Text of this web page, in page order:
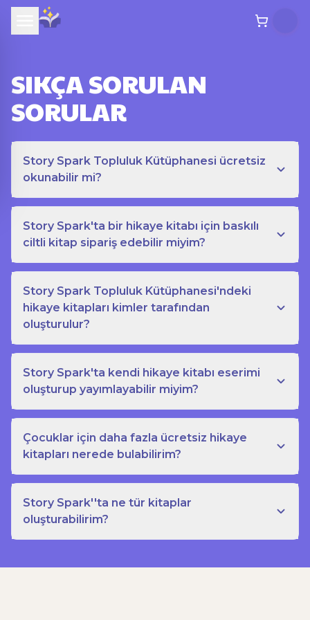
SIKÇA SORULAN
SORULAR
Story Spark Topluluk Kütüphanesi ücretsiz
okunabilir mi?
Story Spark'ta bir hikaye kitabı için baskılı
ciltli kitap sipariş edebilir miyim?
Story Spark Topluluk Kütüphanesi'ndeki
hikaye kitapları kimler tarafından
oluşturulur?
Story Spark'ta kendi hikaye kitabı eserimi
oluşturup yayımlayabilir miyim?
Çocuklar için daha fazla ücretsiz hikaye
kitapları nerede bulabilirim?
Story Spark''ta ne tür kitaplar
oluşturabilirim?